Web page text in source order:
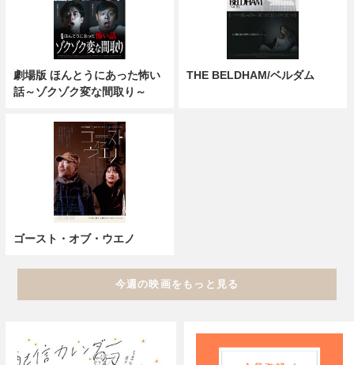
劇場版 ほんとうにあった怖い
話～ゾクゾク変な間取り～
THE BELDHAM/ベルダム
ゴースト・オブ・ウエノ
今週の映画をもっと見る